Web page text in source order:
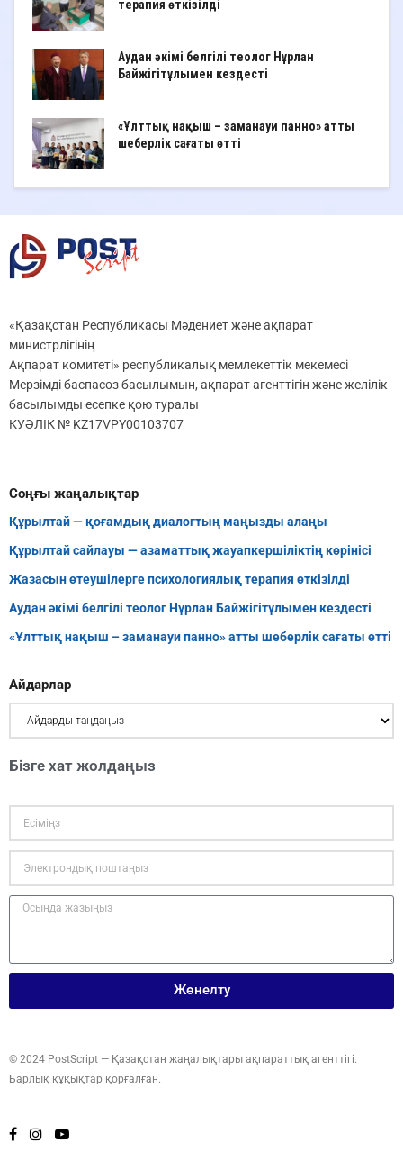
терапия өткізілді
Аудан әкімі белгілі теолог Нұрлан
Байжігітұлымен кездесті
«Ұлттық нақыш – заманауи панно» атты
шеберлік сағаты өтті
«Қазақстан Республикасы Мәдениет және ақпарат
министрлігінің
Ақпарат комитеті» республикалық мемлекеттік мекемесі
Мерзімді баспасөз басылымын, ақпарат агенттігін және желілік
басылымды есепке қою туралы
КУӘЛІК № KZ17VPY00103707
Соңғы жаңалықтар
Құрылтай — қоғамдық диалогтың маңызды алаңы
Құрылтай сайлауы — азаматтық жауапкершіліктің көрінісі
Жазасын өтеушілерге психологиялық терапия өткізілді
Аудан әкімі белгілі теолог Нұрлан Байжігітұлымен кездесті
«Ұлттық нақыш – заманауи панно» атты шеберлік сағаты өтті
Айдарлар
Бізге хат жолдаңыз
Жөнелту
© 2024 PostScript — Қазақстан жаңалықтары ақпараттық агенттігі.
Барлық құқықтар қорғалған.